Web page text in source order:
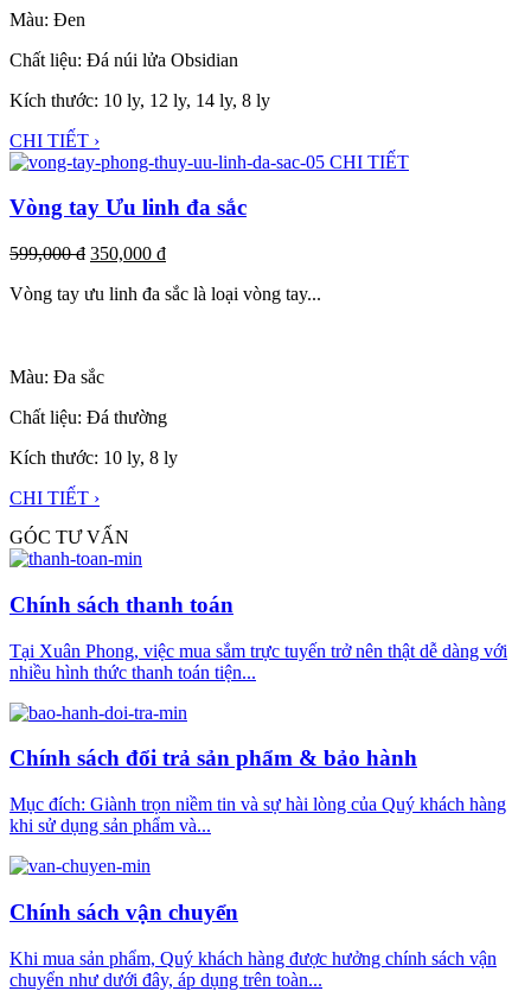
Màu: Đen
Chất liệu: Đá núi lửa Obsidian
Kích thước: 10 ly, 12 ly, 14 ly, 8 ly
CHI TIẾT ›
CHI TIẾT
Vòng tay Ưu linh đa sắc
599,000đ 350,000 đ
Vòng tay ưu linh đa sắc là loại vòng tay...
Màu: Đa sắc
Chất liệu: Đá thường
Kích thước: 10 ly, 8 ly
CHI TIẾT ›
GÓC TƯ VẤN
Chính sách thanh toán
Tại Xuân Phong, việc mua sắm trực tuyến trở nên thật dễ dàng với
nhiều hình thức thanh toán tiện...
Chính sách đổi trả sản phẩm & bảo hành
Mục đích: Giành trọn niềm tin và sự hài lòng của Quý khách hàng
khi sử dụng sản phẩm và...
Chính sách vận chuyển
Khi mua sản phẩm, Quý khách hàng được hưởng chính sách vận
chuyển như dưới đây, áp dụng trên toàn...